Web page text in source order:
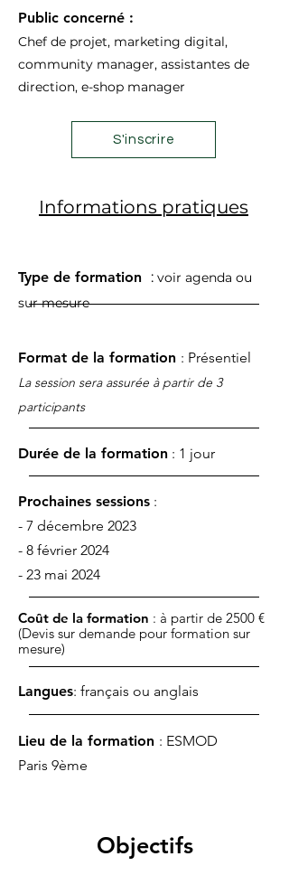
Public concerné :
Chef de projet, marketing digital,
community manager, assistantes de
direction, e-shop manager
S'inscrire
Informations pratiques
Type de formation : voir agenda ou
sur mesure
Format de la formation : Présentiel
La session sera assurée à partir de 3
participants ​
Durée de la formation : 1 jour
Prochaines sessions :
- 7 décembre 2023
- 8 février 2024
- 23 mai 2024
Coût de la formation : à partir de 2500 €
(Devis sur demande pour formation sur
mesure)
Langues: français ou anglais
Lieu de la formation : ESMOD
Paris 9ème
Objectifs